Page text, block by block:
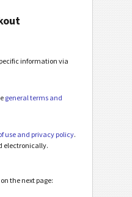
information via
general terms and
use and privacy policy.
electronically.
the next page: